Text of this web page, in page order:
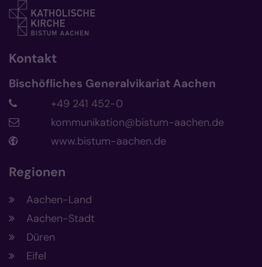
Kontakt
Bischöfliches Generalvikariat Aachen
+49 241 452-0
kommunikation@bistum-aachen.de
www.bistum-aachen.de
Regionen
Aachen-Land
Aachen-Stadt
Düren
Eifel